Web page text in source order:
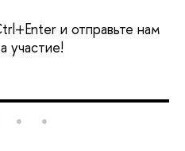
и отправьте нам
участие!